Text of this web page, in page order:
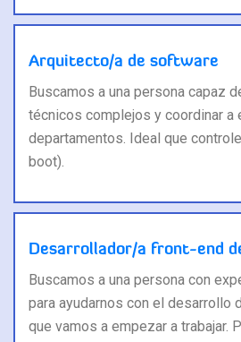
Arquitecto/a de software
Buscamos a una persona capaz
técnicos complejos y coordinar a
departamentos. Ideal que
boot).
Desarrollador/a front-end
Buscamos a una persona con
para ayudarnos con el desarrollo
que vamos a empezar a trabajar.